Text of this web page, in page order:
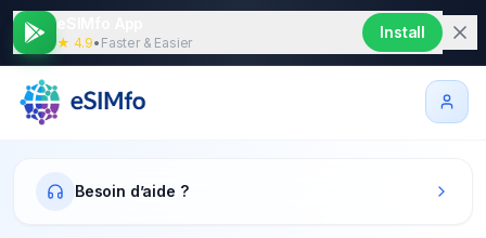
★ 4.9• Faster & Easier
Install
Besoin d’aide ?